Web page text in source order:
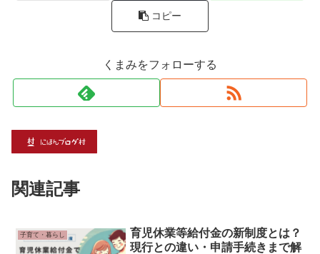
コピー
くまみをフォローする
関連記事
子育て・暮らし
育児休業等給付金の新制度とは？
現行との違い・申請手続きまで解